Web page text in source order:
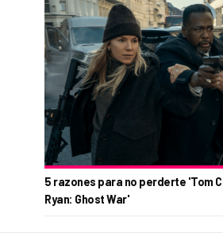
5 razones para no perderte 'Tom
Ryan: Ghost War'